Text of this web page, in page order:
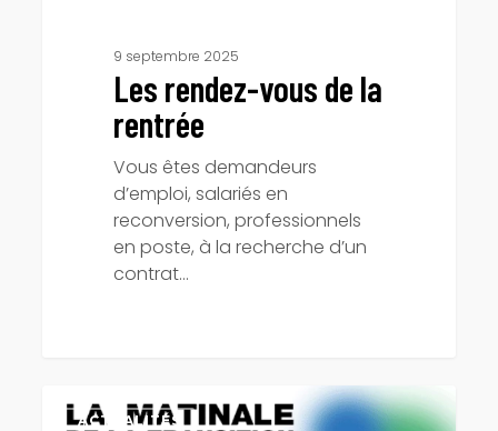
9 septembre 2025
Les rendez-vous de la
rentrée
Vous êtes demandeurs
d’emploi, salariés en
reconversion, professionnels
en poste, à la recherche d’un
contrat…
Matinale
ACTUALITÉS